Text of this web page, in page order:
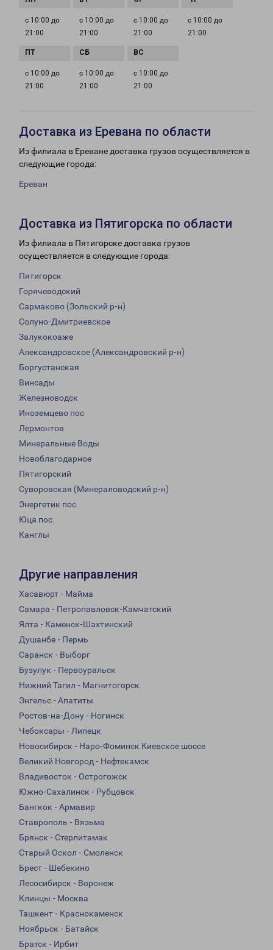
с 10:00 до
21:00
с 10:00 до
21:00
с 10:00 до
21:00
с 10:00 до
21:00
с 10:00 до
21:00
с 10:00 до
21:00
с 10:00 до
21:00
Доставка из Еревана по области
Из филиала в Ереване доставка грузов осуществляется в
следующие города:
Ереван
Доставка из Пятигорска по области
Из филиала в Пятигорске доставка грузов
осуществляется в следующие города:
Пятигорск
Горячеводский
Сармаково (Зольский р-н)
Солуно-Дмитриевское
Залукокоаже
Александровское (Александровский р-н)
Боргустанская
Винсады
Железноводск
Иноземцево пос
Лермонтов
Минеральные Воды
Новоблагодарное
Пятигорский
Суворовская (Минераловодский р-н)
Энергетик пос.
Юца пос.
Канглы
Другие направления
Хасавюрт - Майма
Самара - Петропавловск-Камчатский
Ялта - Каменск-Шахтинский
Душанбе - Пермь
Саранск - Выборг
Бузулук - Первоуральск
Нижний Тагил - Магнитогорск
Энгельс - Апатиты
Ростов-на-Дону - Ногинск
Чебоксары - Липецк
Новосибирск - Наро-Фоминск Киевское шоссе
Великий Новгород - Нефтекамск
Владивосток - Острогожск
Южно-Сахалинск - Рубцовск
Бангкок - Армавир
Ставрополь - Вязьма
Брянск - Стерлитамак
Старый Оскол - Смоленск
Брест - Шебекино
Лесосибирск - Воронеж
Клинцы - Москва
Ташкент - Краснокаменск
Ноябрьск - Батайск
Братск - Ирбит